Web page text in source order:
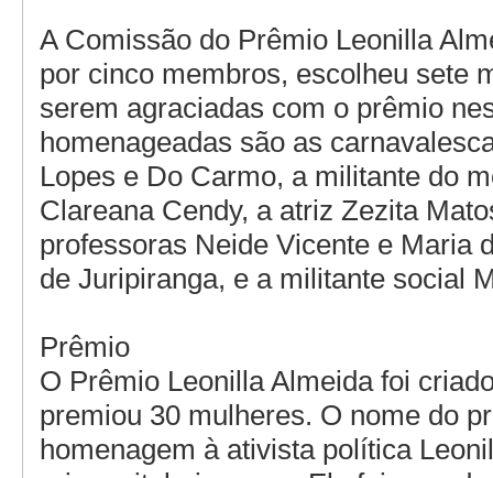
A Comissão do Prêmio Leonilla
por cinco membros, escolheu sete
serem agraciadas com o prêmio
homenageadas são as
Lopes e Do Carmo, a militante do
Clareana Cendy, a atriz Zezita
professoras Neide Vicente e Maria
de Juripiranga, e a militante social
Prêmio
O Prêmio Leonilla Almeida foi
premiou 30 mulheres. O nome do
homenagem à ativista política